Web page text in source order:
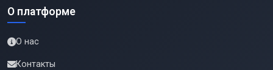
О платформе
О нас
Контакты